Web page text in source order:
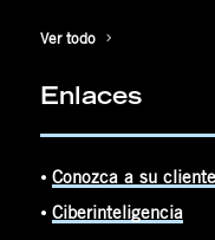
Ver todo
Enlaces
⦁Conozca a su
⦁Ciberinteligencia